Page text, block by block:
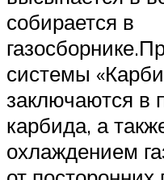
собирается в
системы
заключаются в
карбида, а
охлаждением